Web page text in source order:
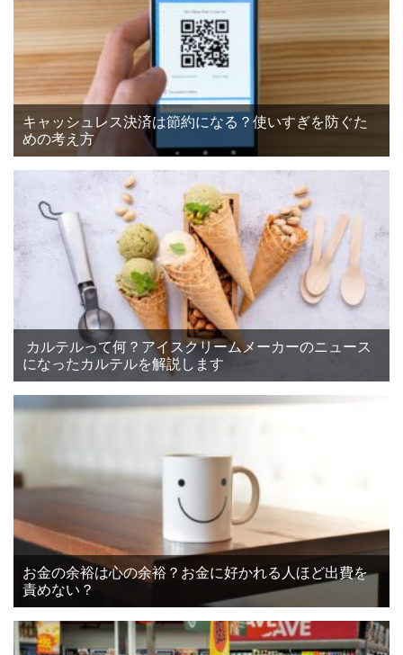
キャッシュレス決済は節約になる？使いすぎを防ぐた
めの考え方
カルテルって何？アイスクリームメーカーのニュース
になったカルテルを解説します
お金の余裕は心の余裕？お金に好かれる人ほど出費を
責めない？